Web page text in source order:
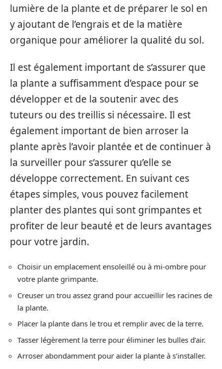
lumière de la plante et de préparer le sol en
y ajoutant de l’engrais et de la matière
organique pour améliorer la qualité du sol.
Il est également important de s’assurer que
la plante a suffisamment d’espace pour se
développer et de la soutenir avec des
tuteurs ou des treillis si nécessaire. Il est
également important de bien arroser la
plante après l’avoir plantée et de continuer à
la surveiller pour s’assurer qu’elle se
développe correctement. En suivant ces
étapes simples, vous pouvez facilement
planter des plantes qui sont grimpantes et
profiter de leur beauté et de leurs avantages
pour votre jardin.
Choisir un emplacement ensoleillé ou à mi-ombre pour
votre plante grimpante.
Creuser un trou assez grand pour accueillir les racines de
la plante.
Placer la plante dans le trou et remplir avec de la terre.
Tasser légèrement la terre pour éliminer les bulles d’air.
Arroser abondamment pour aider la plante à s’installer.